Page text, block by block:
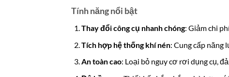
Tính năng nổi bật
Thay đổi công cụ nhanh chóng: Giảm chi
Tích hợp hệ thống khí nén: Cung cấp năng
An toàn cao: Loại bỏ nguy cơ rơi dụng cụ,